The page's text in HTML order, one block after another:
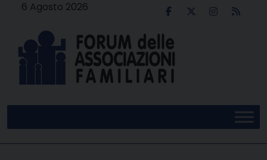
6 Agosto 2026